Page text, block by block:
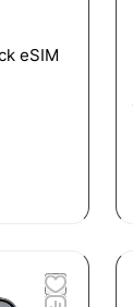
eSIM